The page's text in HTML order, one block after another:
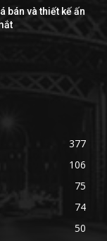
bán và thiết kế ấn
377
106
75
74
50